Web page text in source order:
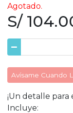
Agotado.
S/
Avísame Cuando
¡Un detalle para
Incluye: